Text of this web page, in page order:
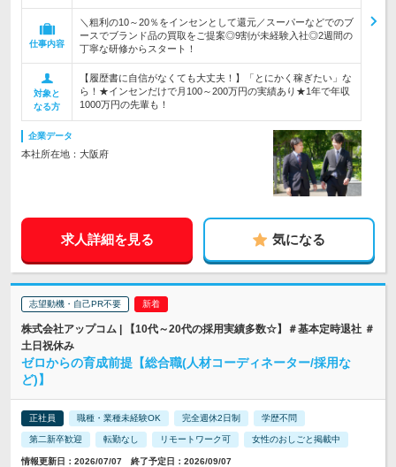
仕事内容
＼粗利の10～20％をインセンとして還元／スーパーなどでのブ
ースでブランド品の買取をご提案◎9割が未経験入社◎2週間の
丁寧な研修からスタート！
対象と
なる方
【履歴書に自信がなくても大丈夫！】「とにかく稼ぎたい」な
ら！★インセンだけで月100～200万円の実績あり★1年で年収
1000万円の先輩も！
企業データ
本社所在地：大阪府
求人詳細を見る 気になる
志望動機・自己PR不要
株式会社アップコム | 【10代～20代の採用実績多数☆】＃基本定時退社 ＃
土日祝休み
ゼロからの育成前提【総合職(人材コーディネーター/採用な
ど)】
正社員 職種・業種未経験OK 完全週休2日制 学歴不問
第二新卒歓迎 転勤なし リモートワーク可 女性のおしごと掲載中
情報更新日：2026/07/07 終了予定日：2026/09/07